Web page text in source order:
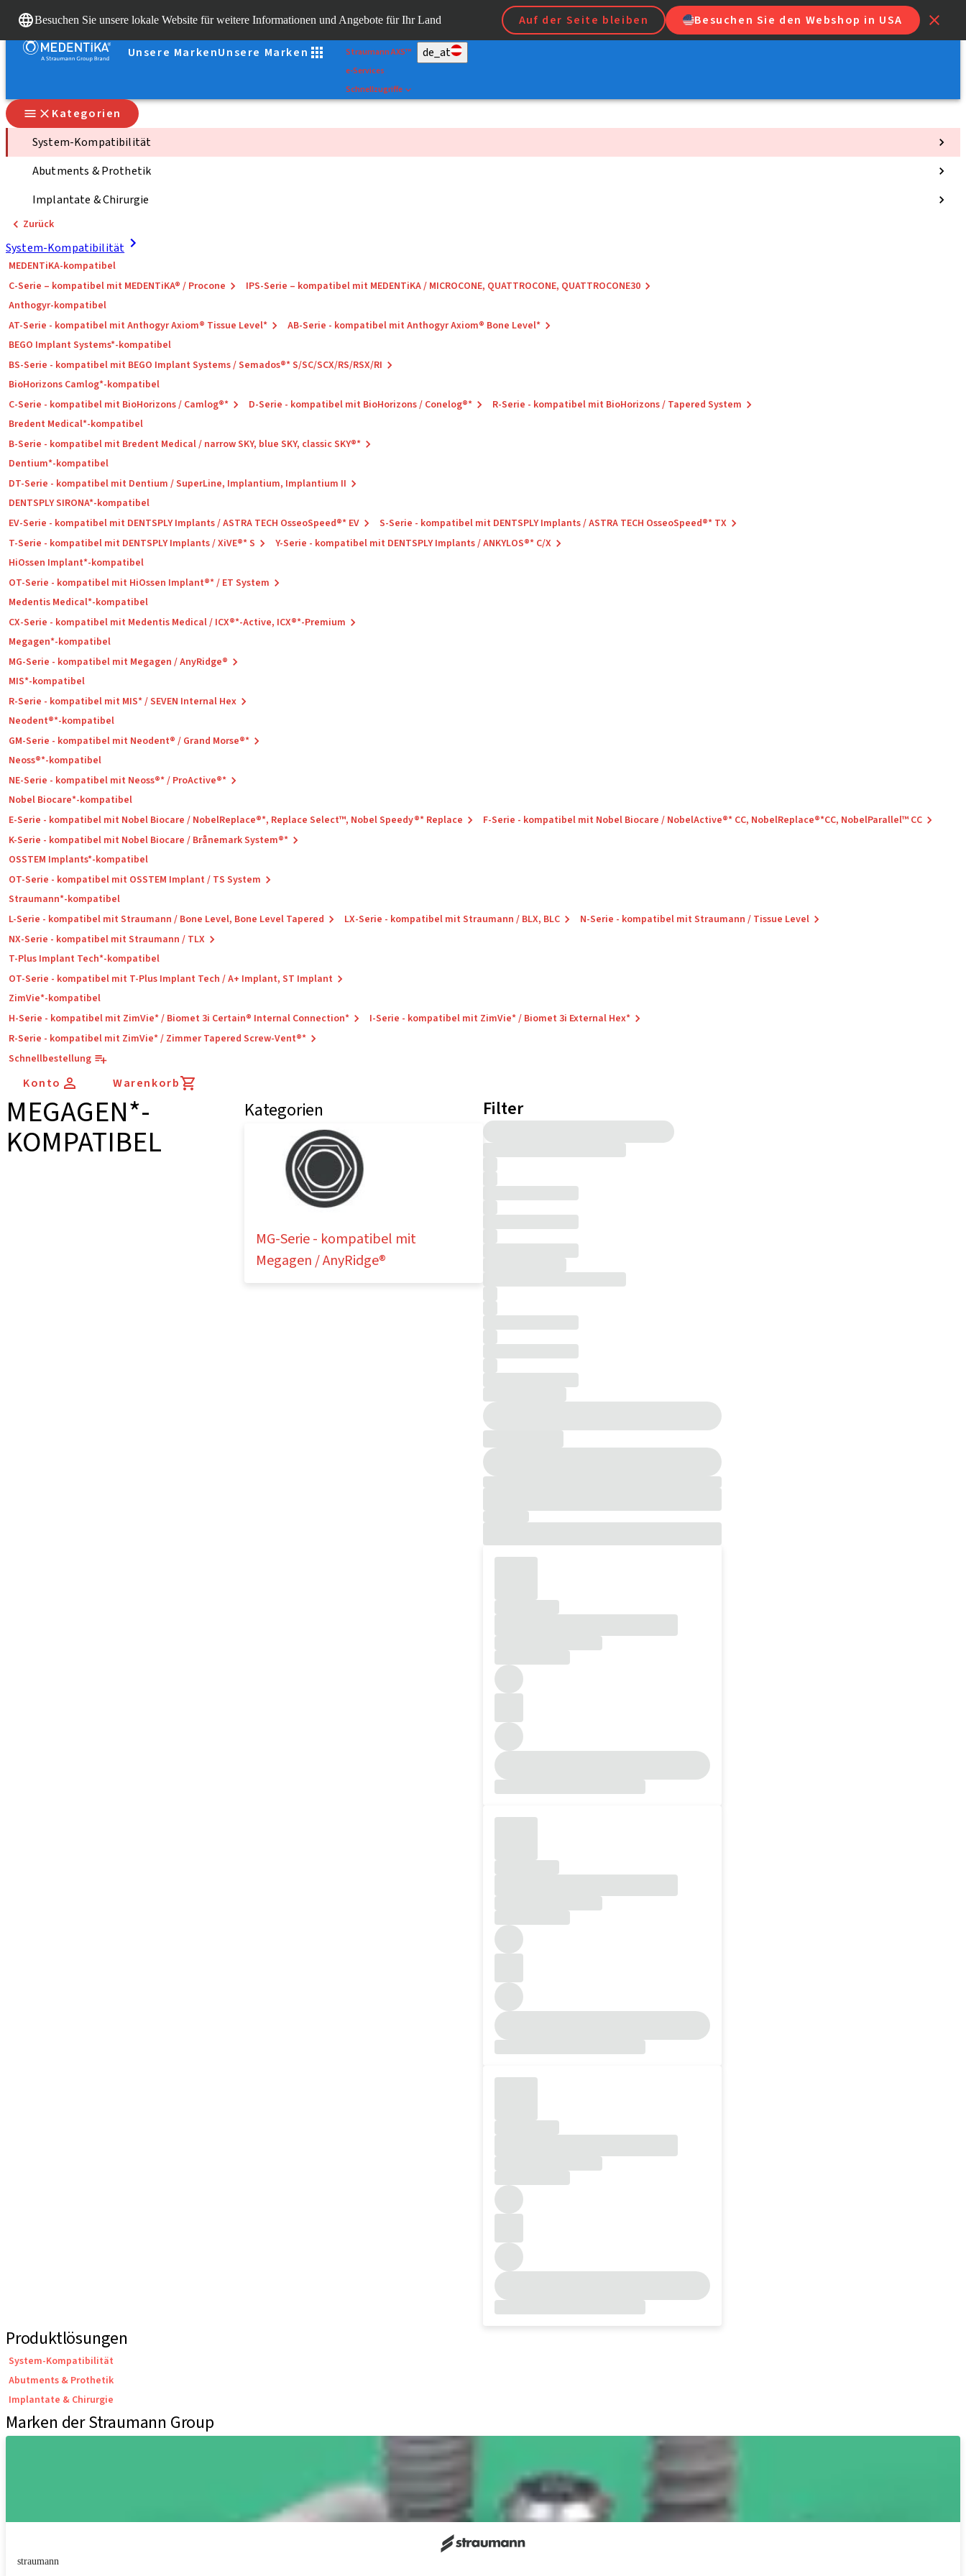
Besuchen Sie unsere lokale Website für weitere Informationen und Angebote für Ihr Land Auf der Seite bleiben Besuchen Sie den Webshop in USA
Unsere MarkenUnsere Marken
Scan&Shape
Straumann AXS™
e-Services
Schnellzugriffe
de_at
Kategorien
System-Kompatibilität
Abutments & Prothetik
Implantate & Chirurgie
Zurück
System-Kompatibilität
MEDENTiKA-kompatibel
C-Serie – kompatibel mit MEDENTiKA® / Procone
IPS-Serie – kompatibel mit MEDENTiKA / MICROCONE, QUATTROCONE, QUATTROCONE30
Anthogyr-kompatibel
AT-Serie - kompatibel mit Anthogyr Axiom® Tissue Level*
AB-Serie - kompatibel mit Anthogyr Axiom® Bone Level*
BEGO Implant Systems*-kompatibel
BS-Serie - kompatibel mit BEGO Implant Systems / Semados®* S/SC/SCX/RS/RSX/RI
BioHorizons Camlog*-kompatibel
C-Serie - kompatibel mit BioHorizons / Camlog®*
D-Serie - kompatibel mit BioHorizons / Conelog®*
R-Serie - kompatibel mit BioHorizons / Tapered System
Bredent Medical*-kompatibel
B-Serie - kompatibel mit Bredent Medical / narrow SKY, blue SKY, classic SKY®*
Dentium*-kompatibel
DT-Serie - kompatibel mit Dentium / SuperLine, Implantium, Implantium II
DENTSPLY SIRONA*-kompatibel
EV-Serie - kompatibel mit DENTSPLY Implants / ASTRA TECH OsseoSpeed®* EV
S-Serie - kompatibel mit DENTSPLY Implants / ASTRA TECH OsseoSpeed®* TX
T-Serie - kompatibel mit DENTSPLY Implants / XiVE®* S
Y-Serie - kompatibel mit DENTSPLY Implants / ANKYLOS®* C/X
HiOssen Implant*-kompatibel
OT-Serie - kompatibel mit HiOssen Implant®* / ET System
Medentis Medical*-kompatibel
CX-Serie - kompatibel mit Medentis Medical / ICX®*-Active, ICX®*-Premium
Megagen*-kompatibel
MG-Serie - kompatibel mit Megagen / AnyRidge®
MIS*-kompatibel
R-Serie - kompatibel mit MIS* / SEVEN Internal Hex
Neodent®*-kompatibel
GM-Serie - kompatibel mit Neodent® / Grand Morse®*
Neoss®*-kompatibel
NE-Serie - kompatibel mit Neoss®* / ProActive®*
Nobel Biocare*-kompatibel
E-Serie - kompatibel mit Nobel Biocare / NobelReplace®*, Replace Select™, Nobel Speedy®* Replace
F-Serie - kompatibel mit Nobel Biocare / NobelActive®* CC, NobelReplace®*CC, NobelParallel™ CC
K-Serie - kompatibel mit Nobel Biocare / Brånemark System®*
OSSTEM Implants*-kompatibel
OT-Serie - kompatibel mit OSSTEM Implant / TS System
Straumann*-kompatibel
L-Serie - kompatibel mit Straumann / Bone Level, Bone Level Tapered
LX-Serie - kompatibel mit Straumann / BLX, BLC
N-Serie - kompatibel mit Straumann / Tissue Level
NX-Serie - kompatibel mit Straumann / TLX
T-Plus Implant Tech*-kompatibel
OT-Serie - kompatibel mit T-Plus Implant Tech / A+ Implant, ST Implant
ZimVie*-kompatibel
H-Serie - kompatibel mit ZimVie* / Biomet 3i Certain® Internal Connection*
I-Serie - kompatibel mit ZimVie* / Biomet 3i External Hex*
R-Serie - kompatibel mit ZimVie* / Zimmer Tapered Screw-Vent®*
Schnellbestellung
Konto Warenkorb
MEGAGEN*-
KOMPATIBEL
Kategorien
MG-Serie - kompatibel mit
Megagen / AnyRidge®
Filter
Produktlösungen
System-Kompatibilität
Abutments & Prothetik
Implantate & Chirurgie
Marken der Straumann Group
straumann